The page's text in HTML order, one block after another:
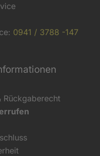
0941 / 3788 -147
Rückgaberecht